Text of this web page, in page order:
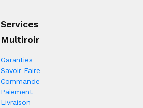
Services
Multiroir
Garanties
Savoir Faire
Commande
Paiement
Livraison